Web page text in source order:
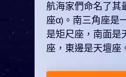
航海家們命名了其
座α)。南三角座是
是矩尺座，南面是
座，東邊是天壇座